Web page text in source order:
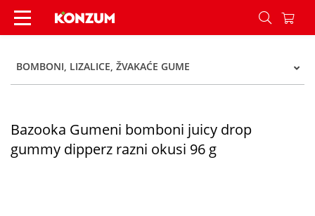
Bazooka Gumeni bomboni juicy drop gummy
BOMBONI, LIZALICE, ŽVAKAĆE GUME
Bazooka Gumeni bomboni juicy drop
gummy dipperz razni okusi 96 g